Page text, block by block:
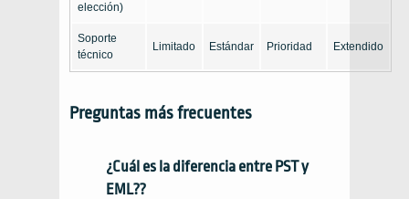
elección)
Soporte
técnico
Limitado Estándar Prioridad Extendido
Preguntas más frecuentes
¿Cuál es la diferencia entre PST y
EML??